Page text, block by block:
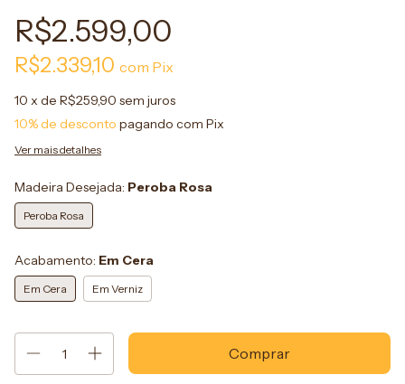
R$2.599,00
R$2.339,10 com Pix
10 x de R$259,90 sem juros
10% de desconto pagando com Pix
Ver mais detalhes
Madeira Desejada: Peroba Rosa
Peroba Rosa
Acabamento: Em Cera
Em Cera Em Verniz